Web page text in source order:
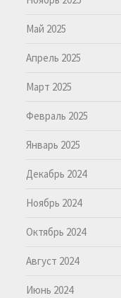
Май 2025
Апрель 2025
Март 2025
Февраль 2025
Январь 2025
Декабрь 2024
Ноябрь 2024
Октябрь 2024
Август 2024
Июнь 2024